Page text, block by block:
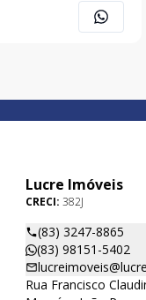
equipado e
que o novo
Lucre Imóveis
CRECI: 382J
(83) 3247-8865
(83) 98151-5402
Rua Francisco